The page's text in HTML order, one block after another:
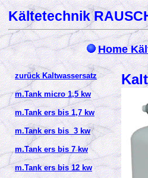
Kältetechnik
Home
zurück Kaltwassersatz
m.Tank micro 1,5 kw
m.Tank ers bis 1,7 kw
m.Tank ers bis 3 kw
m.Tank ers bis 7 kw
m.Tank ers bis 12 kw